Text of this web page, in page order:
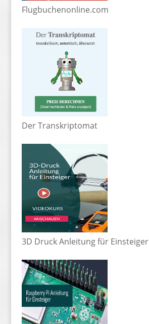
Flugbuchenonline.com
Der Transkriptomat
3D Druck Anleitung für Einsteiger